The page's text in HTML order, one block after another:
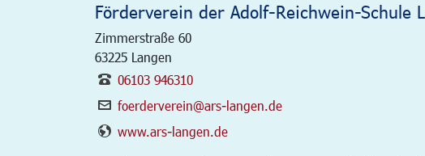
Förderverein der Adolf-Reichwein-Schule
Zimmerstraße 60
63225 Langen
06103 946310
foerderverein@ars-langen.de
www.ars-langen.de